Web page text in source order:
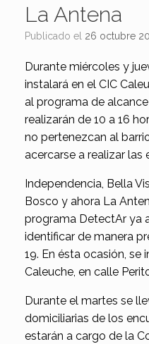
La Antena
Publicado el 26 octubre
Durante miércoles y
instalará en el CIC
al programa de
realizarán de 10 a 16
no pertenezcan al
acercarse a realizar las
Independencia, Bella
Bosco y ahora La
programa DetectAr ya
identificar de manera
19. En ésta ocasión, se
Caleuche, en calle
Durante el martes se
domiciliarias de los
estarán a cargo de la